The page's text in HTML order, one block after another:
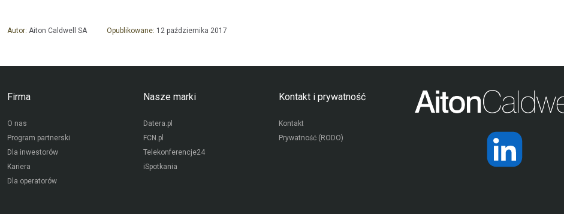
Autor: Aiton Caldwell SA Opublikowane: 12 października 2017
Firma
O nas
Program partnerski
Dla inwestorów
Kariera
Dla operatorów
Nasze marki
Datera.pl
FCN.pl
Telekonferencje24
iSpotkania
Kontakt i prywatność
Kontakt
Prywatność (RODO)